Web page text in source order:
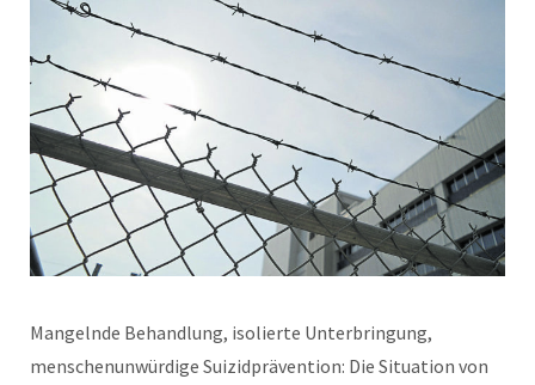
Mangelnde Behandlung, isolierte Unterbringung,
menschenunwürdige Suizidprävention: Die Situation von